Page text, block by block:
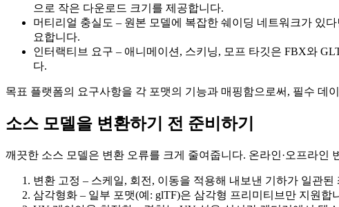
으로 작은 다운로드 크기를 제공합니다.
머티리얼 충실도 – 원본 모델에 복잡한 쉐이딩 네트워크가 있
요합니다.
인터랙티브 요구 – 애니메이션, 스키닝, 모프 타깃은 FBX와
다.
목표 플랫폼의 요구사항을 각 포맷의 기능과 매핑함으로써, 필수 데
소스 모델을 변환하기 전 준비하기
깨끗한 소스 모델은 변환 오류를 크게 줄여줍니다. 온라인·오프라인
변환 고정 – 스케일, 회전, 이동을 적용해 내보낸 기하가 일관
삼각형화 – 일부 포맷(예: glTF)은 삼각형 프리미티브만 지원합